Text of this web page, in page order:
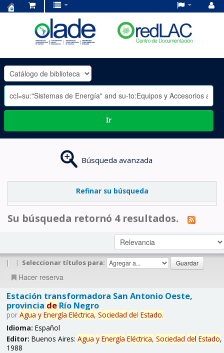
OLADE
-
Ir
Búsqueda avanzada
Refinar su búsqueda
Su búsqueda retornó 4 resultados.
| | Seleccionar títulos para:
Hacer reserva
Estación transformadora San Antonio Oeste,
provincia deRío Negro
por Agua y Energía Eléctrica, Sociedad del Estado.
Idioma: Español
Editor: Buenos Aires: Agua y Energía Eléctrica, Sociedad del Estado,
1988